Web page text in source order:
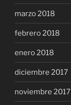
marzo 2018
febrero 2018
enero 2018
diciembre 2017
noviembre 2017